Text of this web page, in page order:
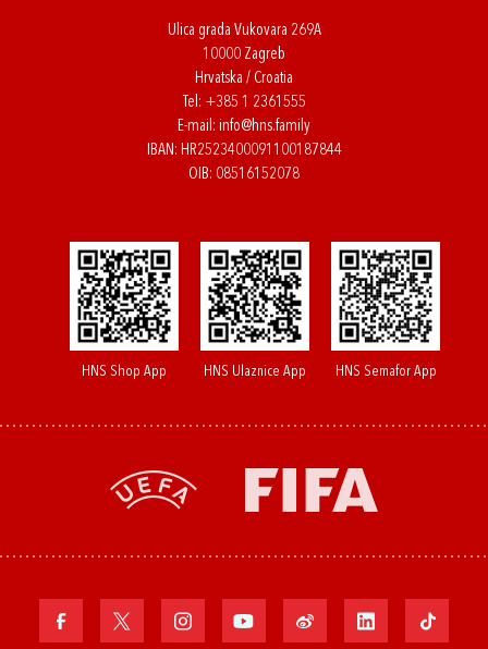
Ulica grada Vukovara 269A
10000 Zagreb
Hrvatska / Croatia
Tel: +385 1 2361555
E-mail: info@hns.family
IBAN: HR2523400091100187844
OIB: 08516152078
HNS Shop App HNS Ulaznice App HNS Semafor App